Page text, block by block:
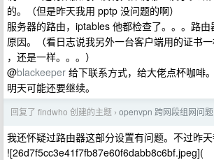
的。（但是昨天我用 pptp 没问题的啊）
服务器的路由，iptables 他都检查了。。。路
原因。（看日志说我另外一台客户端用的证书
，还是一样。。。）
@blackeeper 给下联系方式，给大佬点杯咖啡
明天可能还要继续。
回复了 findwho 创建的主题 › openvpn 跨网段组网问题
我还怀疑过路由器这部分设置有问题。不过昨天
![26d7f5cc3e41f7fb87e60f6dabb8c6bf.jpeg](